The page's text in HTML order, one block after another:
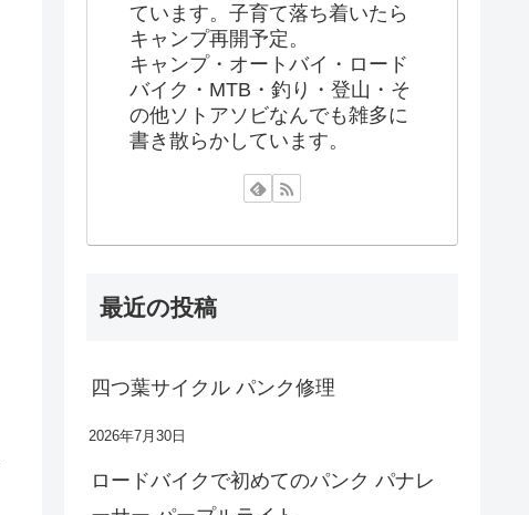
ています。子育て落ち着いたら
キャンプ再開予定。
キャンプ・オートバイ・ロード
バイク・MTB・釣り・登山・そ
の他ソトアソビなんでも雑多に
書き散らかしています。
最近の投稿
四つ葉サイクル パンク修理
2026年7月30日
ロードバイクで初めてのパンク パナレ